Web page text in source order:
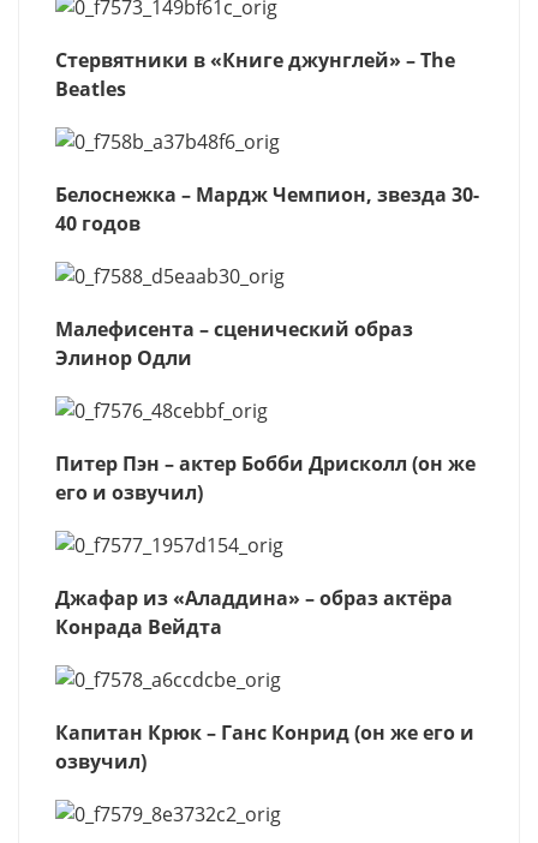
Стервятники в «Книге джунглей» – The
Beatles
Белоснежка – Мардж Чемпион, звезда 30-
40 годов
Малефисента – сценический образ
Элинор Одли
Питер Пэн – актер Бобби Дрисколл (он же
его и озвучил)
Джафар из «Аладдина» – образ актёра
Конрада Вейдта
Капитан Крюк – Ганс Конрид (он же его и
озвучил)